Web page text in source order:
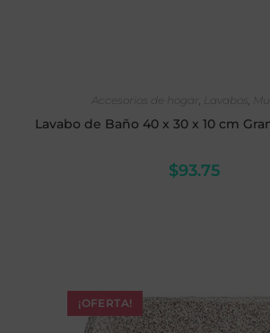
Accesorios de hogar , Lavabos ,
Lavabo de Baño 40 x 30 x 10 cm
$93.75
¡OFERTA!